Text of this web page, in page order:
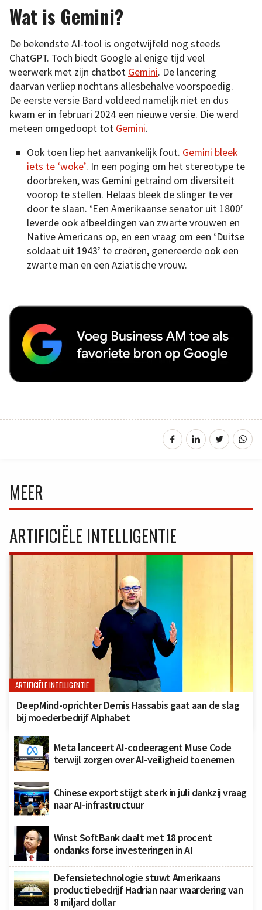
Wat is Gemini?
De bekendste AI-tool is ongetwijfeld nog steeds
ChatGPT. Toch biedt Google al enige tijd veel
weerwerk met zijn chatbot Gemini. De lancering
daarvan verliep nochtans allesbehalve voorspoedig.
De eerste versie Bard voldeed namelijk niet en dus
kwam er in februari 2024 een nieuwe versie. Die werd
meteen omgedoopt tot Gemini.
Ook toen liep het aanvankelijk fout. Gemini bleek
iets te ‘woke’. In een poging om het stereotype te
doorbreken, was Gemini getraind om diversiteit
voorop te stellen. Helaas bleek de slinger te ver
door te slaan. ‘Een Amerikaanse senator uit 1800’
leverde ook afbeeldingen van zwarte vrouwen en
Native Americans op, en een vraag om een ‘Duitse
soldaat uit 1943’ te creëren, genereerde ook een
zwarte man en een Aziatische vrouw.
MEER
ARTIFICIËLE INTELLIGENTIE
ARTIFICIËLE INTELLIGENTIE
DeepMind-oprichter Demis Hassabis gaat aan de slag
bij moederbedrijf Alphabet
Meta lanceert AI-codeeragent Muse Code
terwijl zorgen over AI-veiligheid toenemen
Chinese export stijgt sterk in juli dankzij vraag
naar AI-infrastructuur
Winst SoftBank daalt met 18 procent
ondanks forse investeringen in AI
Defensietechnologie stuwt Amerikaans
productiebedrijf Hadrian naar waardering van
8 miljard dollar